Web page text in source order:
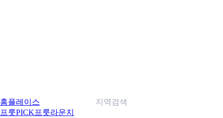
홈플레이스
프룻PICK프룻라운지
지역검색